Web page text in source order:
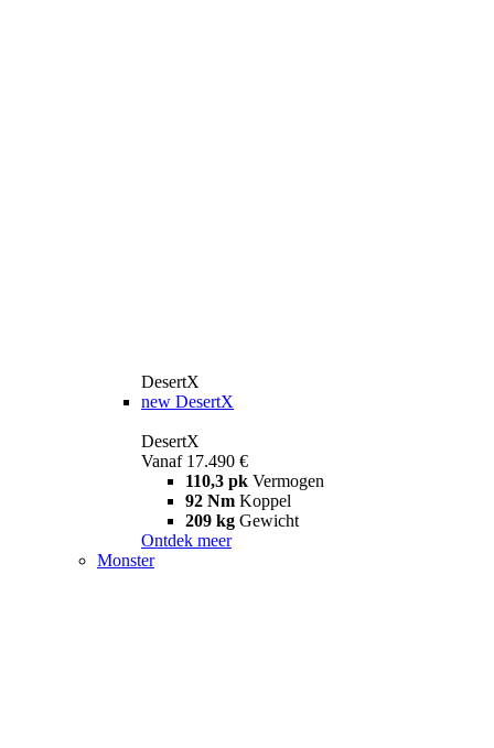
DesertX
new DesertX
DesertX
Vanaf 17.490 €
110,3 pk Vermogen
92 Nm Koppel
209 kg Gewicht
Ontdek meer
Monster